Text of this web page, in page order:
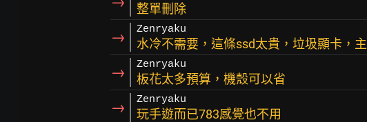
整單刪除
→ Zenryaku
水冷不需要，這條ssd太貴，垃圾顯卡，主
→ Zenryaku
板花太多預算，機殼可以省
→ Zenryaku
玩手遊而已783感覺也不用